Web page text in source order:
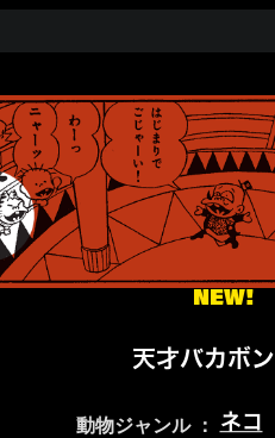
NEW!
天才バカボン
動物ジャンル ： ネコ